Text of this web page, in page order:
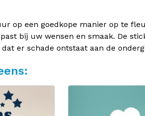
op een goedkope manier op te
bij uw wensen en smaak. De
er schade ontstaat aan de